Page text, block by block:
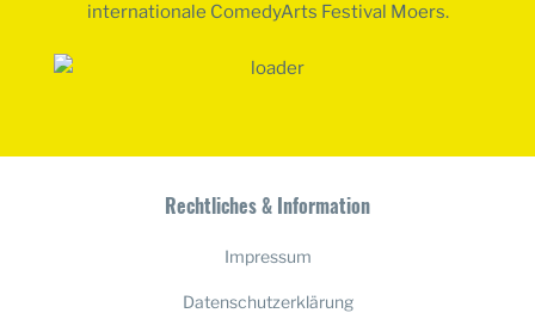
internationale ComedyArts Festival Moers.
Rechtliches & Information
Impressum
Datenschutzerklärung